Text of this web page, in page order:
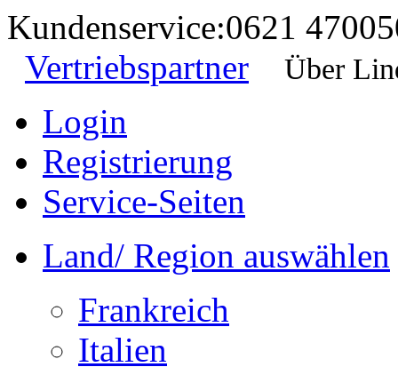
Kundenservice:0621
Vertriebspartner
Über
Login
Registrierung
Service-Seiten
Land/ Region auswählen
Frankreich
Italien